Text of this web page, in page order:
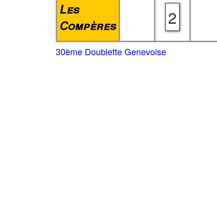
Les
Compères
2
30ème Doublette Genevoise